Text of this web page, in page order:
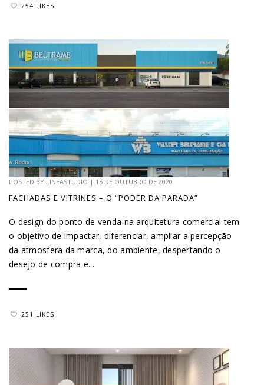
254 LIKES
POSTED BY LINEASTUDIO | 15 DE OUTUBRO DE 2020
FACHADAS E VITRINES – O “PODER DA PARADA”
O design do ponto de venda na arquitetura comercial tem
o objetivo de impactar, diferenciar, ampliar a percepção
da atmosfera da marca, do ambiente, despertando o
desejo de compra e...
251 LIKES